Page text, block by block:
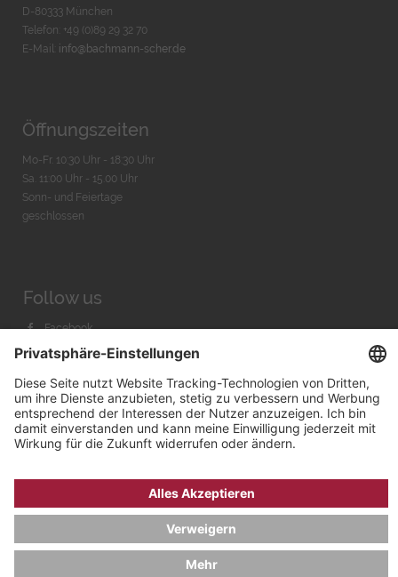
D-80333 München
Telefon: +49 (0)89 29 32 70
E-Mail: info@bachmann-scher.de
Öffnungszeiten
Mo-Fr. 10:30 Uhr - 18:30 Uhr
Sa. 11:00 Uhr - 15.00 Uhr
Sonn- und Feiertage
geschlossen
Follow us
Facebook
Instagram
Youtube
Bachmann & Scher GmbH / Watchandco GmbH
DATENSCHUTZ IMPRESSUM
VERSANDKOSTEN